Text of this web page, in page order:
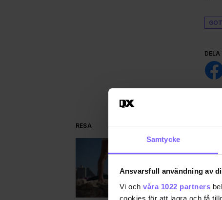
Samtycke
Ansvarsfull användning av
Vi och våra 1022 partners
cookies för att lagra och få
DELA
RESA